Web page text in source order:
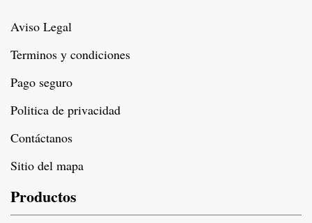
Aviso Legal
Terminos y condiciones
Pago seguro
Politica de privacidad
Contáctanos
Sitio del mapa
Productos